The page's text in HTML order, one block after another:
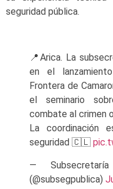
seguridad pública.
📍Arica. La
en el
Frontera de
el seminario
combate al crimen
La coordinación
seguridad 🇨🇱
—
(@subsegpublica)